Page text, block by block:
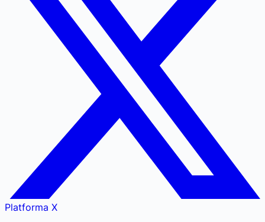
Platforma X